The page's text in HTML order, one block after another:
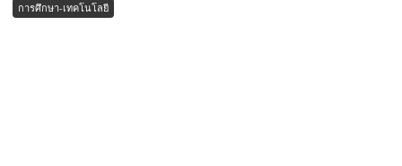
การศึกษา-เทคโนโลยี